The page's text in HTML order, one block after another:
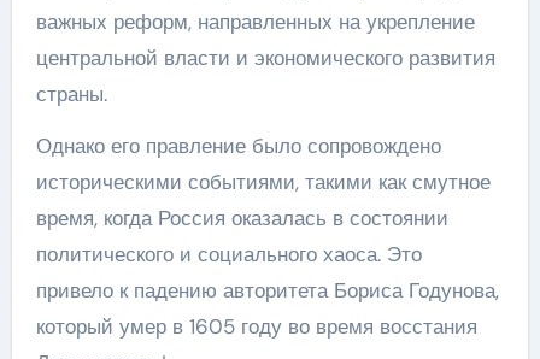
важных реформ, направленных на укрепление
центральной власти и экономического развития
страны.
Однако его правление было сопровождено
историческими событиями, такими как смутное
время, когда Россия оказалась в состоянии
политического и социального хаоса. Это
привело к падению авторитета Бориса Годунова,
который умер в 1605 году во время восстания